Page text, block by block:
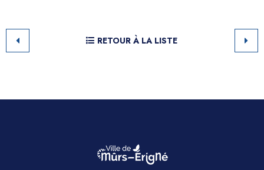
RETOUR À LA LISTE